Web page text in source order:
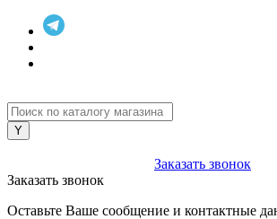
Заказать звонок
Заказать звонок
Оставьте Ваше сообщение и контактные